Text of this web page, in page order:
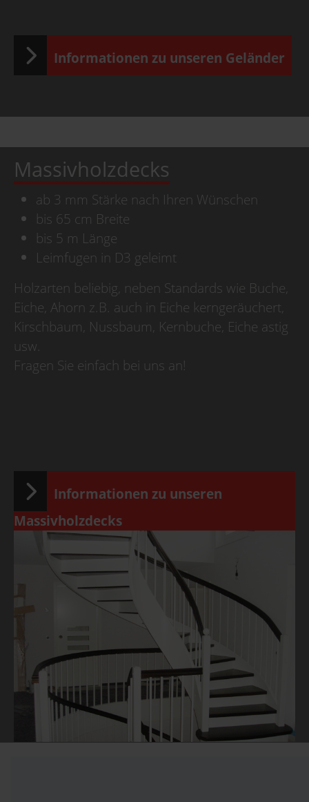
Informationen zu unseren Geländer
Massivholzdecks
ab 3 mm Stärke nach Ihren Wünschen
bis 65 cm Breite
bis 5 m Länge
Leimfugen in D3 geleimt
Holzarten beliebig, neben Standards wie Buche,
Eiche, Ahorn z.B. auch in Eiche kerngeräuchert,
Kirschbaum, Nussbaum, Kernbuche, Eiche astig
usw.
Fragen Sie einfach bei uns an!
Informationen zu unseren
Massivholzdecks